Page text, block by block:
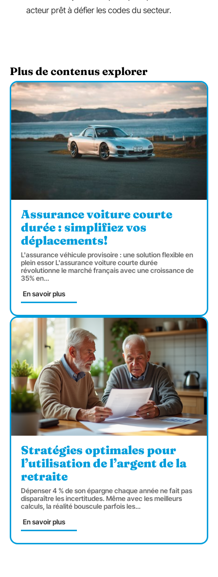
acteur prêt à défier les codes du secteur.
Plus de contenus explorer
Assurance voiture courte
durée : simplifiez vos
déplacements!
L'assurance véhicule provisoire : une solution flexible en
plein essor L'assurance voiture courte durée
révolutionne le marché français avec une croissance de
35% en…
En savoir plus
Stratégies optimales pour
l’utilisation de l’argent de la
retraite
Dépenser 4 % de son épargne chaque année ne fait pas
disparaître les incertitudes. Même avec les meilleurs
calculs, la réalité bouscule parfois les…
En savoir plus